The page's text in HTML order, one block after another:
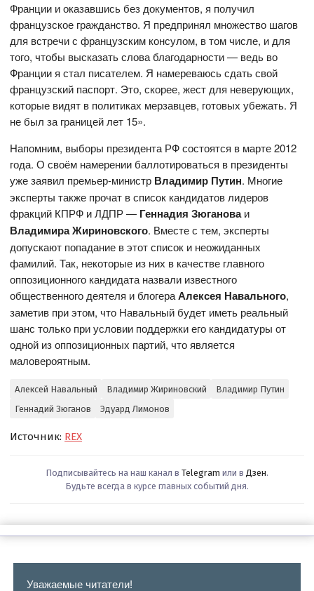
Франции и оказавшись без документов, я получил
французское гражданство. Я предпринял множество шагов
для встречи с французским консулом, в том числе, и для
того, чтобы высказать слова благодарности — ведь во
Франции я стал писателем. Я намереваюсь сдать свой
французский паспорт. Это, скорее, жест для неверующих,
которые видят в политиках мерзавцев, готовых убежать. Я
не был за границей лет 15».
Напомним, выборы президента РФ состоятся в марте 2012
года. О своём намерении баллотироваться в президенты
уже заявил премьер-министр Владимир Путин. Многие
эксперты также прочат в список кандидатов лидеров
фракций КПРФ и ЛДПР — Геннадия Зюгановаи
Владимира Жириновского. Вместе с тем, эксперты
допускают попадание в этот список и неожиданных
фамилий. Так, некоторые из них в качестве главного
оппозиционного кандидата назвали известного
общественного деятеля и блогераАлексея Навального,
заметив при этом, что Навальный будет иметь реальный
шанс только при условии поддержки его кандидатуры от
одной из оппозиционных партий, что является
маловероятным.
Алексей Навальный Владимир Жириновский
Владимир Путин
Геннадий Зюганов
Эдуард Лимонов
Источник: REX
Подписывайтесь на наш канал в Telegram или в Дзен.
Будьте всегда в курсе главных событий дня.
Уважаемые читатели!